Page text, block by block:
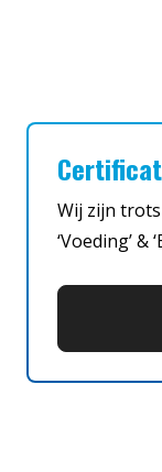
Wij zijn
‘Voeding’ &